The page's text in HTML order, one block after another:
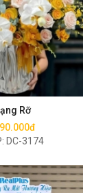
Rỡ
DC-3174
ngay